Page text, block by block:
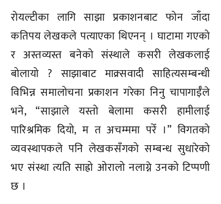
रोयल्टीका लागि साझा प्रकाशनबाट फोन जाँदा
कतिपय लेखकले पत्याएका थिएनन् । घाटामा गएको
र अस्तव्यस्त बनेको संस्थाले कसरी लेखकलाई
बोलायो ? साझाबाट माक्र्सवादी साहित्यसम्बन्धी
विभिन्न समालोचना प्रकाशन गरेका निनु चापागाईँले
भने, “साझाले यस्तो बेलामा कसरी हामीलाई
पारिश्रमिक दियो, म त अचम्ममा परेँ ।” विगतको
व्यवस्थापकले पनि लेखकसँगको सम्बन्ध सुधारेको
भए संस्था त्यति साह्रो ओरालो नलाग्ने उनको टिप्पणी
छ ।